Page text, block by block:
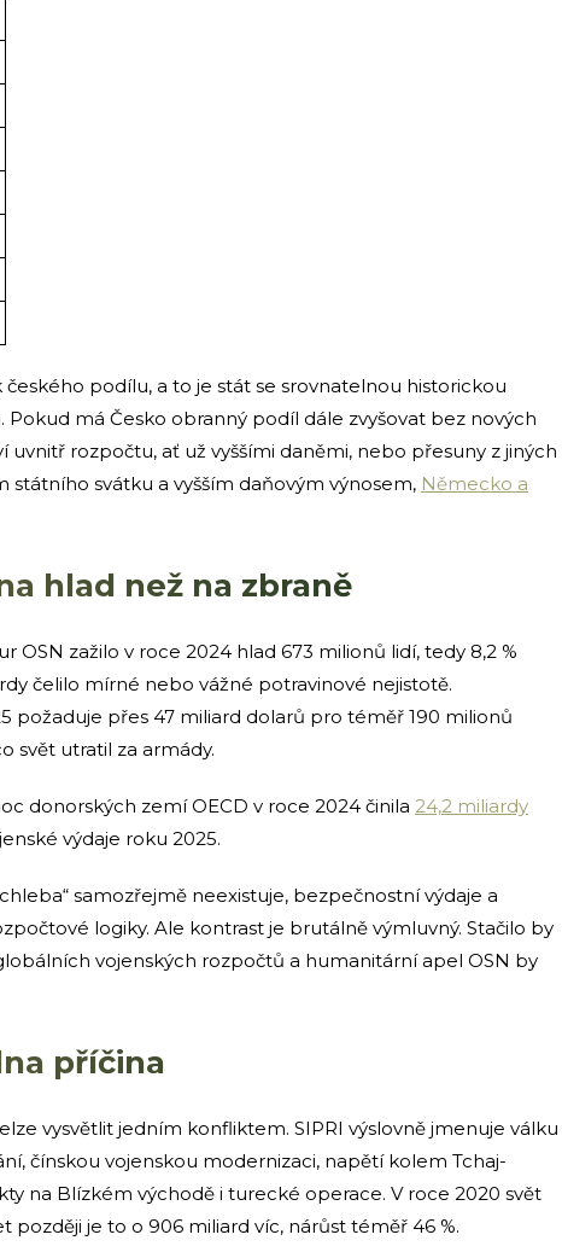
podílu, a to je stát se srovnatelnou historickou
má Česko obranný podíl dále zvyšovat bez nových
rozpočtu, ať už vyššími daněmi, nebo přesuny z jiných
státního svátku a vyšším daňovým výnosem, Německo a
hlad než na zbraně
OSN zažilo v roce 2024 hlad 673 milionů lidí, tedy 8,2 %
čelilo mírné nebo vážné potravinové nejistotě.
požaduje přes 47 miliard dolarů pro téměř 190 milionů
svět utratil za armády.
donorských zemí OECD v roce 2024 činila 24,2 miliardy
výdaje roku 2025.
samozřejmě neexistuje, bezpečnostní výdaje a
logiky. Ale kontrast je brutálně výmluvný. Stačilo by
vojenských rozpočtů a humanitární apel OSN by
příčina
vysvětlit jedním konfliktem. SIPRI výslovně jmenuje válku
čínskou vojenskou modernizaci, napětí kolem Tchaj-
na Blízkém východě i turecké operace. V roce 2020 svět
později je to o 906 miliard víc, nárůst téměř 46 %.